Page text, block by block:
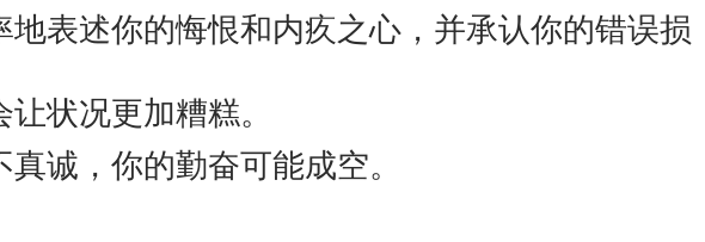
表述你的悔恨和内疚之心，并承认你的错误损
状况更加糟糕。
诚，你的勤奋可能成空。